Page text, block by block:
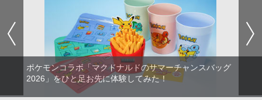
ポケモンコラボ「マクドナルドのサマーチャンスバッグ
2026」をひと足お先に体験してみた！